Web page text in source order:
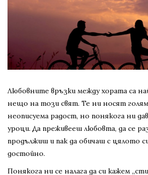
Любовните връзки между хората са
нещо на този свят. Те ни носят
неописуема радост, но понякога ни
уроци. Да преживееш любовта, да се
продължиш и пак да обичаш с цялото
достойно.
Понякога ни се налага да си кажем